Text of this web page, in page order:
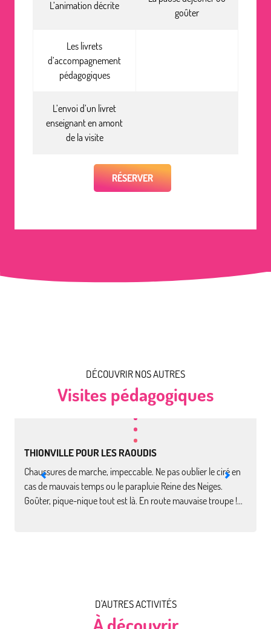
L’animation décrite
goûter
Les livrets
d’accompagnement
pédagogiques
L’envoi d’un livret
enseignant en amont
de la visite
RÉSERVER
DÉCOUVRIR NOS AUTRES
Visites pédagogiques
THIONVILLE POUR LES RAOUDIS
Chaussures de marche, impeccable. Ne pas oublier le ciré en
cas de mauvais temps ou le parapluie Reine des Neiges.
Goûter, pique-nique tout est là. En route mauvaise troupe !...
D'AUTRES ACTIVITÉS
À découvrir